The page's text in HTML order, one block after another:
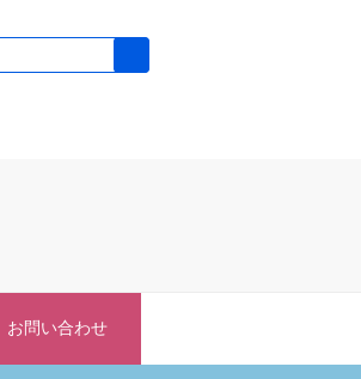
お問い合わせ